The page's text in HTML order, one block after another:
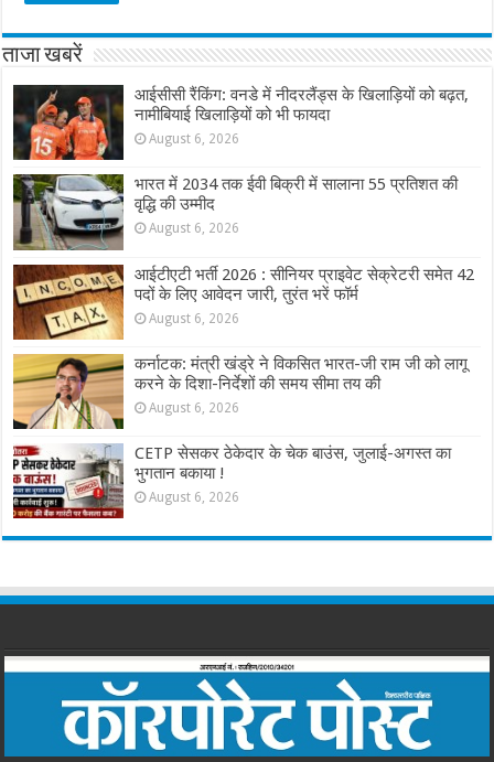
ताजा खबरें
आईसीसी रैंकिंग: वनडे में नीदरलैंड्स के खिलाड़ियों को बढ़त,
नामीबियाई खिलाड़ियों को भी फायदा
August 6, 2026
भारत में 2034 तक ईवी बिक्री में सालाना 55 प्रतिशत की
वृद्धि की उम्मीद
August 6, 2026
आईटीएटी भर्ती 2026 : सीनियर प्राइवेट सेक्रेटरी समेत 42
पदों के लिए आवेदन जारी, तुरंत भरें फॉर्म
August 6, 2026
कर्नाटक: मंत्री खंड्रे ने विकसित भारत-जी राम जी को लागू
करने के दिशा-निर्देशों की समय सीमा तय की
August 6, 2026
CETP सेसकर ठेकेदार के चेक बाउंस, जुलाई-अगस्त का
भुगतान बकाया !
August 6, 2026